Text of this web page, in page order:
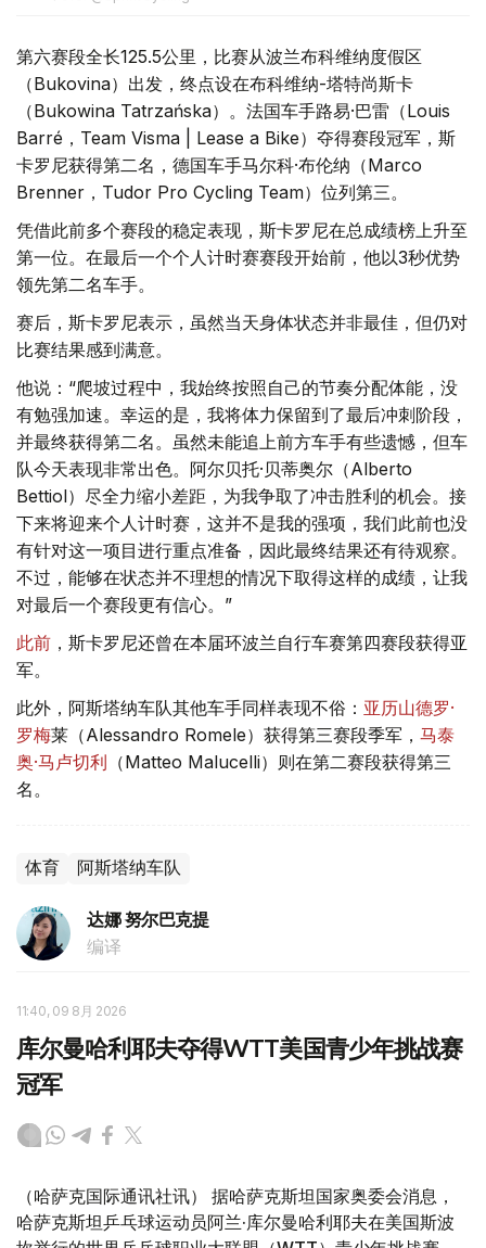
第六赛段全长125.5公里，比赛从波兰布科维纳度假区
（Bukovina）出发，终点设在布科维纳-塔特尚斯卡
（Bukowina Tatrzańska）。法国车手路易·巴雷（Louis
Barré，Team Visma | Lease a Bike）夺得赛段冠军，斯
卡罗尼获得第二名，德国车手马尔科·布伦纳（Marco
Brenner，Tudor Pro Cycling Team）位列第三。
凭借此前多个赛段的稳定表现，斯卡罗尼在总成绩榜上升至
第一位。在最后一个个人计时赛赛段开始前，他以3秒优势
领先第二名车手。
赛后，斯卡罗尼表示，虽然当天身体状态并非最佳，但仍对
比赛结果感到满意。
他说：“爬坡过程中，我始终按照自己的节奏分配体能，没
有勉强加速。幸运的是，我将体力保留到了最后冲刺阶段，
并最终获得第二名。虽然未能追上前方车手有些遗憾，但车
队今天表现非常出色。阿尔贝托·贝蒂奥尔（Alberto
Bettiol）尽全力缩小差距，为我争取了冲击胜利的机会。接
下来将迎来个人计时赛，这并不是我的强项，我们此前也没
有针对这一项目进行重点准备，因此最终结果还有待观察。
不过，能够在状态并不理想的情况下取得这样的成绩，让我
对最后一个赛段更有信心。”
此前 ，斯卡罗尼还曾在本届环波兰自行车赛第四赛段获得亚
军。
此外，阿斯塔纳车队其他车手同样表现不俗： 亚历山德罗·
罗梅莱（Alessandro Romele）获得第三赛段季军， 马泰
奥·马卢切利 （Matteo Malucelli）则在第二赛段获得第三
名。
体育 阿斯塔纳车队
达娜 努尔巴克提
编译
11:40, 09 8月 2026
库尔曼哈利耶夫夺得WTT美国青少年挑战赛
冠军
（哈萨克国际通讯社讯） 据哈萨克斯坦国家奥委会消息，
哈萨克斯坦乒乓球运动员阿兰·库尔曼哈利耶夫在美国斯波